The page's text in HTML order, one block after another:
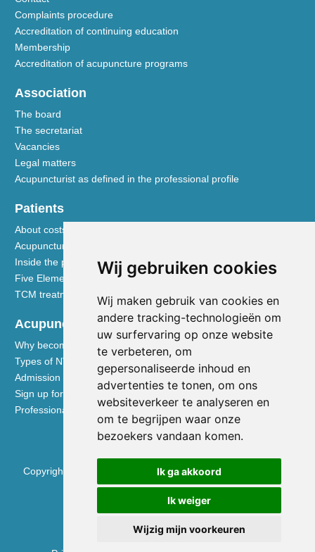
Wij gebruiken cookies
Wij maken gebruik van cookies en
andere tracking-technologieën om
uw surfervaring op onze website
te verbeteren, om
gepersonaliseerde inhoud en
advertenties te tonen, om ons
websiteverkeer te analyseren en
om te begrijpen waar onze
bezoekers vandaan komen.
Ik ga akkoord
Ik weiger
Wijzig mijn voorkeuren
Complaints procedure
Accreditation of continuing education
Membership
Accreditation of acupuncture programs
Association
The board
The secretariat
Vacancies
Legal matters
Acupuncturist as defined in the professional profile
Patients
About costs and reimbursements
Acupuncture explained
Inside the practice
Five Element nutrition
TCM treatment disciplines
Acupuncturists
Why become a member of the NVA
Types of NVA membership
Admission requirements
Sign up for membership
Professional liability insurance
Copyright © 2026 Nederlandse Vereniging voor Acupunctuur
KVK 40531133
BTW NL0090.68.533.B01